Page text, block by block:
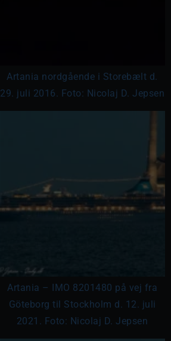
Artania nordgående i Storebælt d.
29. juli 2016. Foto: Nicolaj D. Jepsen
Artania – IMO 8201480 på vej fra
Göteborg til Stockholm d. 12. juli
2021. Foto: Nicolaj D. Jepsen